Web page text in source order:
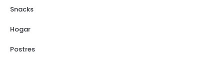
Snacks
Hogar
Postres